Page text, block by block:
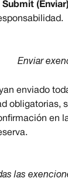
Submit (Enviar)
Enviar
enviado
obligatorias,
en
las